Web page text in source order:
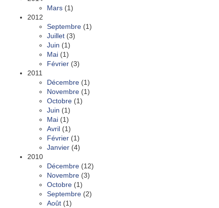
Mars (1)
2012
Septembre (1)
Juillet (3)
Juin (1)
Mai (1)
Février (3)
2011
Décembre (1)
Novembre (1)
Octobre (1)
Juin (1)
Mai (1)
Avril (1)
Février (1)
Janvier (4)
2010
Décembre (12)
Novembre (3)
Octobre (1)
Septembre (2)
Août (1)